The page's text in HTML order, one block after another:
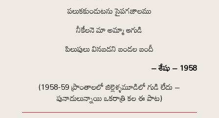
పలుకకుండుటను సైపగజాలము
నీకేలనె మా అమ్మా ఆగుడి
పిలుపులు వినబడని బండల బందీ
– శేషు – 1958
(1958-59 ప్రాంతాలలో జిల్లెళ్ళమూడిలో గుడి లేదు –
పునాదులున్నాయి ఒకరాత్రి కల ఈ పాట)